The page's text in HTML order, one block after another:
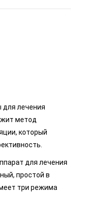
лечения
метод
который
для лечения
простой в
три режима